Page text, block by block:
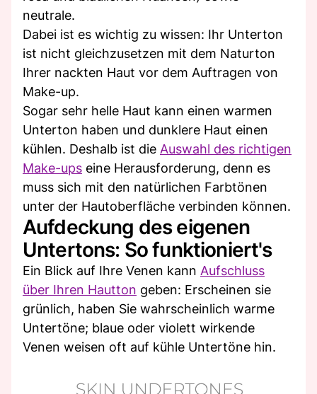
neutrale.
Dabei ist es wichtig zu wissen: Ihr Unterton
ist nicht gleichzusetzen mit dem Naturton
Ihrer nackten Haut vor dem Auftragen von
Make-up.
Sogar sehr helle Haut kann einen warmen
Unterton haben und dunklere Haut einen
kühlen. Deshalb ist die Auswahl des richtigen
Make-ups eine Herausforderung, denn es
muss sich mit den natürlichen Farbtönen
unter der Hautoberfläche verbinden können.
Aufdeckung des eigenen
Untertons: So funktioniert's
Ein Blick auf Ihre Venen kann Aufschluss
über Ihren Hautton geben: Erscheinen sie
grünlich, haben Sie wahrscheinlich warme
Untertöne; blaue oder violett wirkende
Venen weisen oft auf kühle Untertöne hin.